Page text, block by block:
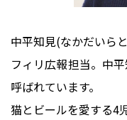
中平知見(なかだいら
フィリ広報担当。中
呼ばれています。
猫とビールを愛する4